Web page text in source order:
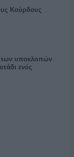
Κούρδους
των υποκλοπών
ενός